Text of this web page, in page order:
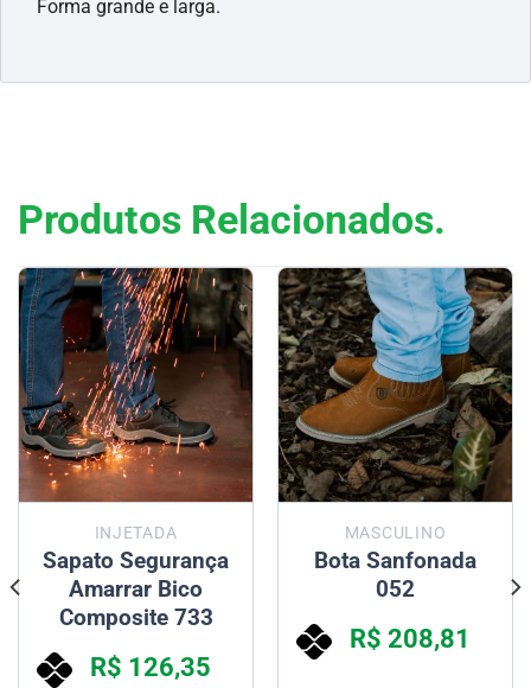
Forma grande e larga.
Produtos Relacionados.
INJETADA
Sapato Segurança
Amarrar Bico
Composite 733
R$ 126,35
MASCULINO
Bota Sanfonada
052
R$ 208,81